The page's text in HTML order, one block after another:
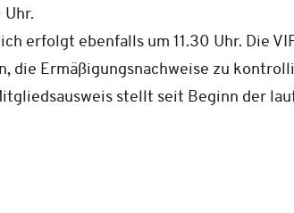
erfolgt ebenfalls um 11.30 Uhr. Die
die Ermäßigungsnachweise zu
stellt seit Beginn der